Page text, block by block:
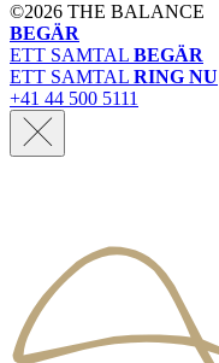
©2026 THE BALANCE
BEGÄR
ETT SAMTAL BEGÄR
ETT SAMTAL RING NU
+41 44 500 5111